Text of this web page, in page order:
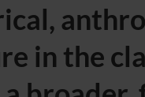
in the